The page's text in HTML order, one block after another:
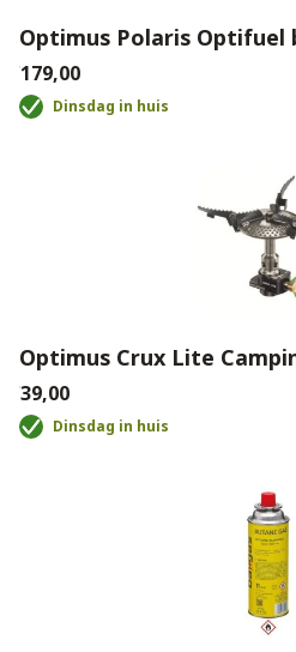
Optimus Polaris Optifuel
€179,00
Dinsdag in huis
Optimus Crux Lite
€39,00
Dinsdag in huis